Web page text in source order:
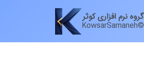
گروه نرم افزاری کوثر
KowsarSamaneh©